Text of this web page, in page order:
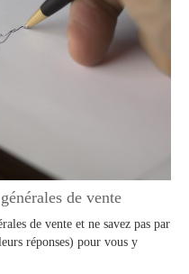
de vente
de vente et ne savez pas par
réponses) pour vous y